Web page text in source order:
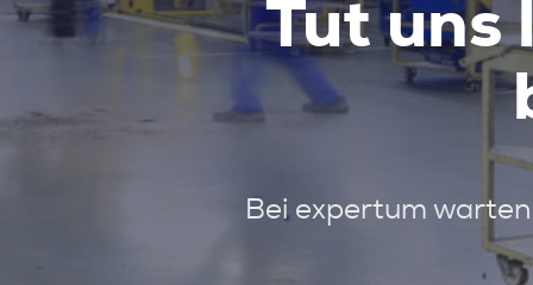
Tut uns
Bei expertum